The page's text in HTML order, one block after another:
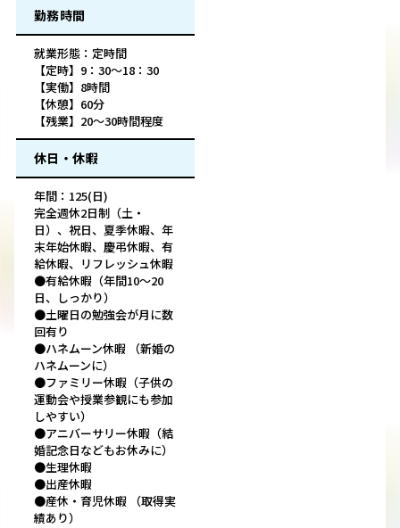
勤務時間
就業形態：定時間
【定時】9：30～18：30
【実働】8時間
【休憩】60分
【残業】20～30時間程度
休日・休暇
年間：125(日)
完全週休2日制（土・
日）、祝日、夏季休暇、年
末年始休暇、慶弔休暇、有
給休暇、リフレッシュ休暇
●有給休暇（年間10～20
日、しっかり）
●土曜日の勉強会が月に数
回有り
●ハネムーン休暇 （新婚の
ハネムーンに）
●ファミリー休暇（子供の
運動会や授業参観にも参加
しやすい）
●アニバーサリー休暇（結
婚記念日などもお休みに）
●生理休暇
●出産休暇
●産休・育児休暇 （取得実
績あり）